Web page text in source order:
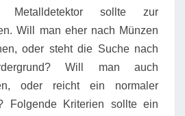
Metalldetektor sollte zur
Will man eher nach Münzen
oder steht die Suche nach
Will man auch
oder reicht ein normaler
Folgende Kriterien sollte ein